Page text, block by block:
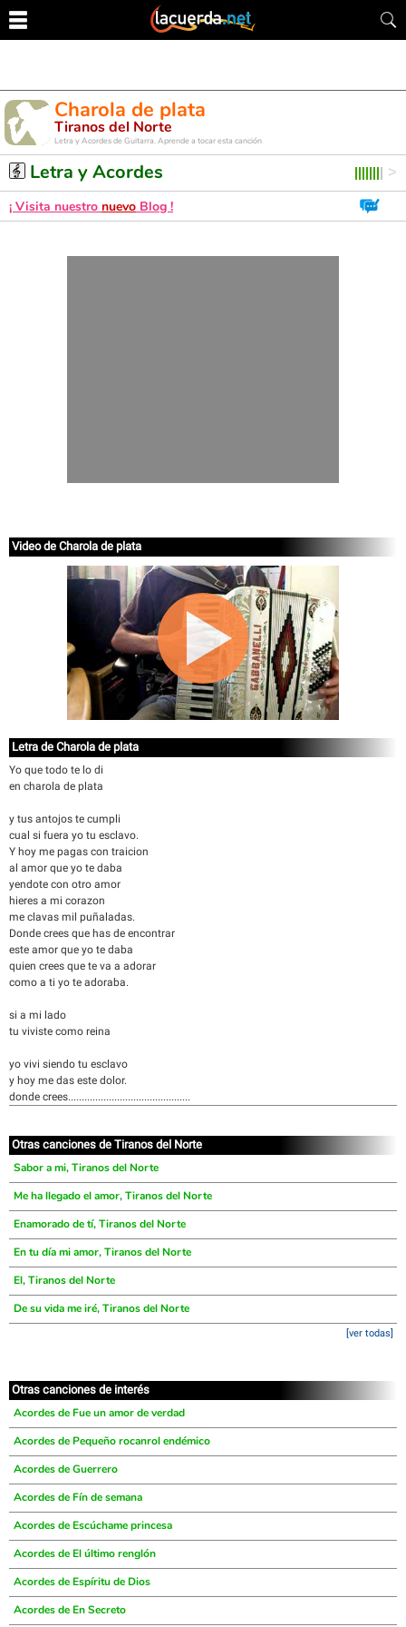
Charola de plata
Tiranos del Norte
Letra y Acordes de Guitarra. Aprende a tocar esta canción
Letra y Acordes
¡ Visita nuestro nuevo Blog !
Video de Charola de plata
Letra de Charola de plata
Yo que todo te lo di
en charola de plata
y tus antojos te cumpli
cual si fuera yo tu esclavo.
Y hoy me pagas con traicion
al amor que yo te daba
yendote con otro amor
hieres a mi corazon
me clavas mil puñaladas.
Donde crees que has de encontrar
este amor que yo te daba
quien crees que te va a adorar
como a ti yo te adoraba.
si a mi lado
tu viviste como reina
yo vivi siendo tu esclavo
y hoy me das este dolor.
donde crees.............................................
Otras canciones de Tiranos del Norte
Sabor a mi, Tiranos del Norte
Me ha llegado el amor, Tiranos del Norte
Enamorado de tí, Tiranos del Norte
En tu día mi amor, Tiranos del Norte
El, Tiranos del Norte
De su vida me iré, Tiranos del Norte
[ver todas]
Otras canciones de interés
Acordes de Fue un amor de verdad
Acordes de Pequeño rocanrol endémico
Acordes de Guerrero
Acordes de Fín de semana
Acordes de Escúchame princesa
Acordes de El último renglón
Acordes de Espíritu de Dios
Acordes de En Secreto